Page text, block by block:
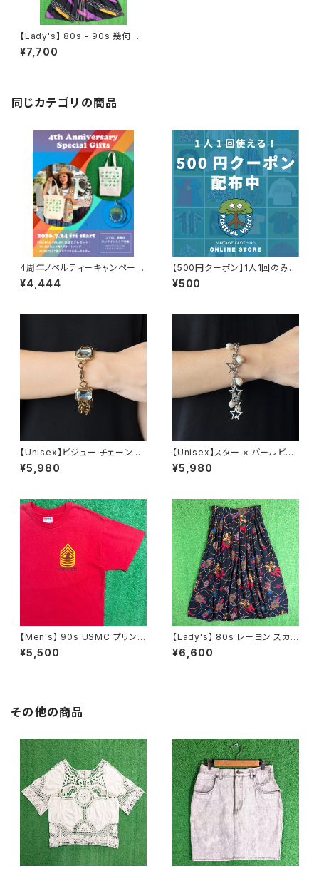
【Lady's】 80s - 90s 幾何学
柄 半袖 ワンピース / 80年代 9
0年代 ワンピ 古着 レディース 1
¥7,700
同じカテゴリの商品
4周年ノベルティーキャンペーン
開催中！
¥4,444
【500円クーポン】1人1回のみご
利用可能！
¥500
【Unisex】ビジュー チェーン ブ
レスレット / 古着 アクセサリー
N0737
¥5,980
【Unisex】スター × パールビー
ズ チャーム チェーン ブレスレッ
ト / 古着 アクセサリー N1109
¥5,980
【Men's】 90s USMC プリント
Tシャツ / アメリカ製 USA製 9
0年代 ティーシャツ T-Shirt 古
¥5,500
【Lady's】 80s レーヨン スカ
ーフ柄 スカート / 80年代 古着
レディース 総柄 2266
¥6,600
その他の商品